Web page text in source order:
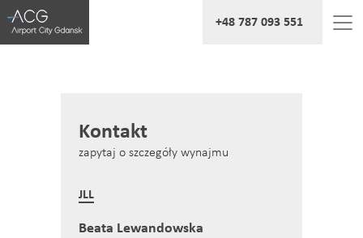
+48 787 093 551
Kontakt
zapytaj o szczegóły wynajmu
JLL
Beata Lewandowska